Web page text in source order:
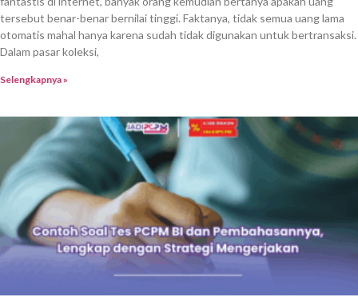
tersebut benar-benar bernilai tinggi. Faktanya, tidak semua uang lama
otomatis mahal hanya karena sudah tidak digunakan untuk bertransaksi.
Dalam pasar koleksi,
Selengkapnya »